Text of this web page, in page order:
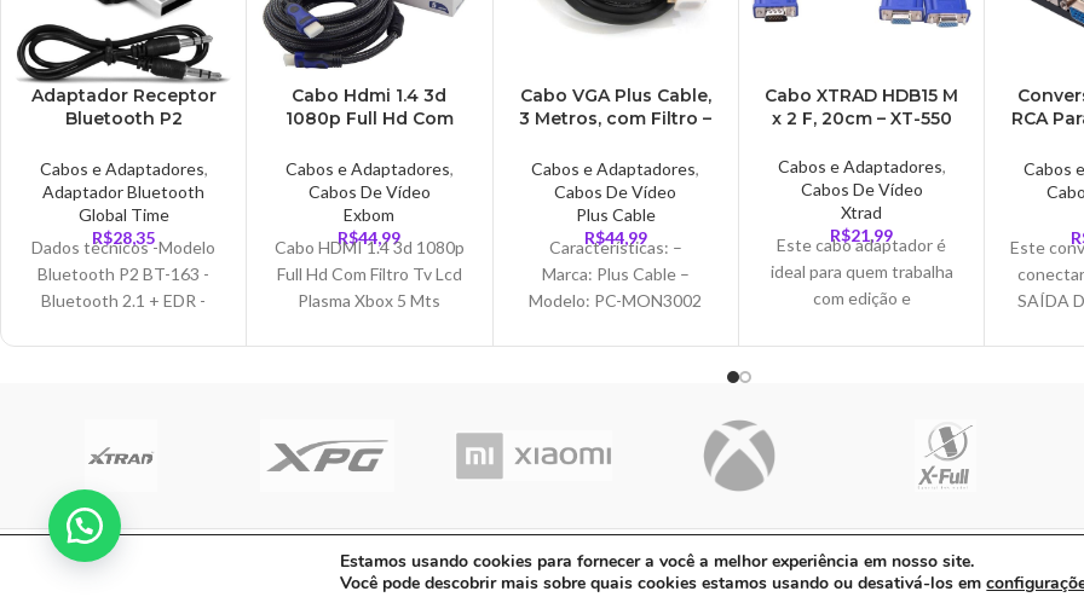
Adaptador Receptor
Bluetooth P2
Para Carro, Fones,
Caixas – AD0246
Cabos e Adaptadores,
Adaptador Bluetooth
Global Time
R$28,35
Dados técnicos -Modelo
Bluetooth P2 BT-163 -
Bluetooth 2.1 + EDR -
ou vídeo via Bluetooth ou
Cabo Hdmi 1.4 3d
1080p Full Hd Com
5 Mts – CB0016EX
Cabos e Adaptadores,
Cabos De Vídeo
Exbom
R$44,99
Cabo HDMI 1.4 3d 1080p
Full Hd Com Filtro Tv Lcd
Plasma Xbox 5 Mts
transmissões é,
Cabo VGA Plus Cable,
3 Metros, com Filtro –
Cabos e Adaptadores,
Cabos De Vídeo
Plus Cable
R$44,99
Características: –
Marca: Plus Cable –
Modelo: PC-MON3002
Aplicação: Monitores,
Cabo XTRAD HDB15 M
x 2 F, 20cm – XT-550
Cabos e Adaptadores,
Cabos De Vídeo
Xtrad
R$21,99
Este cabo adaptador é
ideal para quem trabalha
com edição e
imagem, ele serve para
(HDB15 ou VGA) para 2
monitores através de
tecnologia analógica.
gerando 2 saidas para 2
monitores que receberão
a mesma imagem.
RCA
Cabos
Este
SAÍDA
outros
(Super
não
portanto
C A Informatica Ltda | CNPJ: 33.482.008/0001-90 | Avenida Dos Ipês, QD31 LT23, Bairro Cidade Jardim, CEP:
Feito com ❤ por Agência ZeroumStudio
Estamos usando cookies para fornecer a você a melhor experiência em nosso site.
Você pode descobrir mais sobre quais cookies estamos usando ou desativá-los em